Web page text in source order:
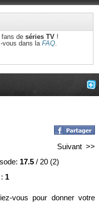
de séries TV!
vous dans la FAQ.
Suivant >>
17.5/ 20(2)
1
vous pour donner votre